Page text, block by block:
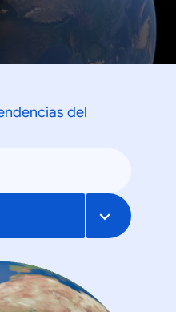
del